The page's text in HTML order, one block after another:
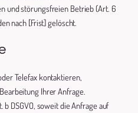
und störungsfreien Betrieb (Art. 6
nach [Frist] gelöscht.
Telefax kontaktieren,
Ihrer Anfrage.
b DSGVO, soweit die Anfrage auf